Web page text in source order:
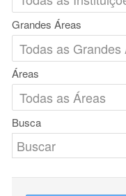
Grandes Áreas
Áreas
Busca